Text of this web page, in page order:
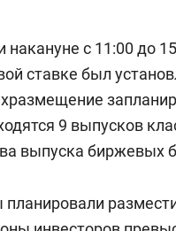
накануне с 11:00 до
ставке был
9 выпусков
выпуска биржевых